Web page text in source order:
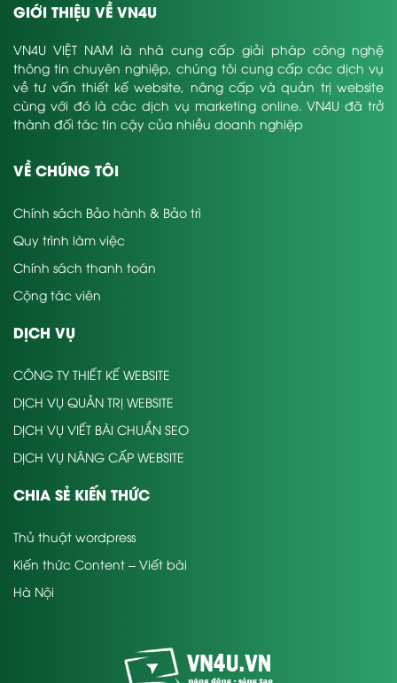
GIỚI THIỆU VỀ VN4U
VN4U VIỆT NAM là nhà cung cấp giải pháp công nghệ
thông tin chuyên nghiệp, chúng tôi cung cấp các dịch vụ
về tư vấn thiết kế website, nâng cấp và quản trị website
cùng với đó là các dịch vụ marketing online. VN4U đã trở
thành đối tác tin cậy của nhiều doanh nghiệp
VỀ CHÚNG TÔI
Chính sách Bảo hành & Bảo trì
Quy trình làm việc
Chính sách thanh toán
Cộng tác viên
DỊCH VỤ
CÔNG TY THIẾT KẾ WEBSITE
DỊCH VỤ QUẢN TRỊ WEBSITE
DỊCH VỤ VIẾT BÀI CHUẨN SEO
DỊCH VỤ NÂNG CẤP WEBSITE
CHIA SẺ KIẾN THỨC
Thủ thuật wordpress
Kiến thức Content – Viết bài
Hà Nội